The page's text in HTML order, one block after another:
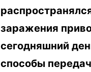
заражения
сегодняшний
способы